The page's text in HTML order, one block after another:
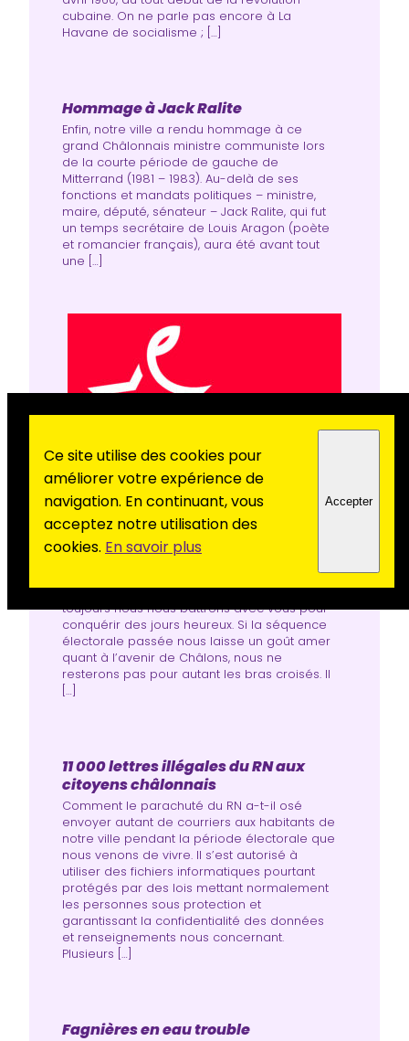
cubaine. On ne parle pas encore à La
Havane de socia­lisme ; […]
Hommage à Jack Ralite
Enfin, notre ville a rendu hommage à ce
grand Châlonnais ministre communiste lors
de la courte période de gauche de
Mitterrand (1981 – 1983). Au-delà de ses
fonctions et mandats politiques – ministre,
maire, député, sénateur – Jack Ralite, qui fut
un temps secrétaire de Louis Aragon (poète
et romancier français), aura été avant tout
une […]
Parce qu’un autre monde est
possible
Oui, au Parti communiste français, à Châlons,
possible. Jamais nous ne nous résignerons.Et
toujours nous nous battrons avec vous pour
conquérir des jours heureux. Si la séquence
électorale passée nous laisse un goût amer
quant à l’avenir de Châlons, nous ne
resterons pas pour autant les bras croisés. Il
[…]
11 000 lettres illégales du RN aux
citoyens châlonnais
Comment le parachuté du RN a-t-il osé
envoyer autant de courriers aux habitants de
notre ville pendant la période électorale que
nous venons de vivre. Il s’est autorisé à
utiliser des fichiers informatiques pourtant
protégés par des lois mettant normalement
les personnes sous protection et
garantissant la confidentialité des données
et renseignements nous concernant.
Plusieurs […]
Fagnières en eau trouble
Ce site utilise des cookies pour
améliorer votre expérience de
navigation. En continuant, vous
acceptez notre utilisation des
cookies. En savoir plus
Accepter